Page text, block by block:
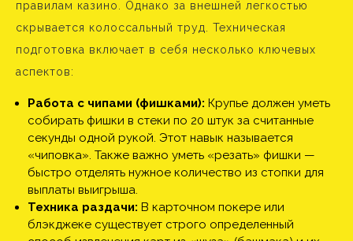
правилам казино. Однако за внешней легкостью
скрывается колоссальный труд. Техническая
подготовка включает в себя несколько ключевых
аспектов:
Работа с чипами (фишками): Крупье должен уметь
собирать фишки в стеки по 20 штук за считанные
секунды одной рукой. Этот навык называется
«чиповка». Также важно уметь «резать» фишки —
быстро отделять нужное количество из стопки для
выплаты выигрыша.
Техника раздачи: В карточном покере или
блэкджеке существует строго определенный